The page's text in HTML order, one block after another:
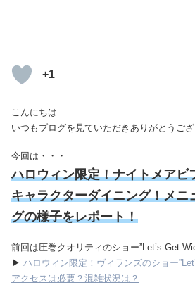
+1
こんにちは
いつもブログを見ていただきありがとうござ
今回は・・・
ハロウィン限定！ナイトメアビ
キャラクターダイニング！メニ
グの様子をレポート！
前回は圧巻クオリティのショー”Let’s Get
▶ ハロウィン限定！ヴィランズのショー
アクセスは必要？混雑状況は？